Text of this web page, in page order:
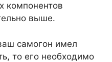
компонентов
выше.
самогон имел
то его необходимо